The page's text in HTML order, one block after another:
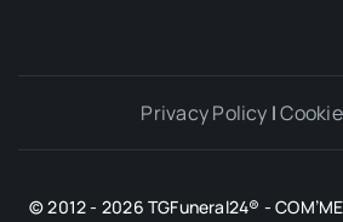
Privacy Policy |
© 2012 - 2026 TGFuneral24® -